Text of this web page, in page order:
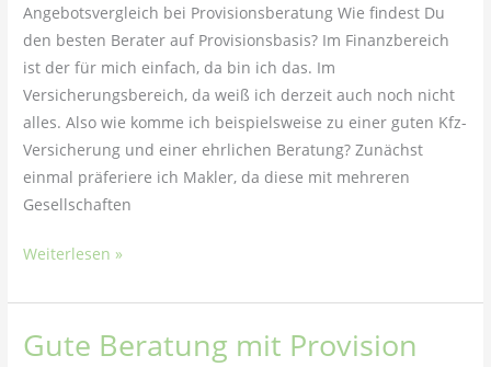
Angebotsvergleich bei Provisionsberatung Wie findest Du
den besten Berater auf Provisionsbasis? Im Finanzbereich
ist der für mich einfach, da bin ich das. Im
Versicherungsbereich, da weiß ich derzeit auch noch nicht
alles. Also wie komme ich beispielsweise zu einer guten Kfz-
Versicherung und einer ehrlichen Beratung? Zunächst
einmal präferiere ich Makler, da diese mit mehreren
Gesellschaften
Weiterlesen »
Gute Beratung mit Provision
Gute